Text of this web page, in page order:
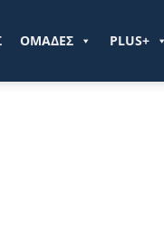
ΟΜΑΔΕΣ PLUS+